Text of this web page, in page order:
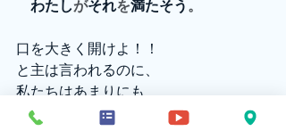
わたしがそれを満たそう 。
口を大きく開けよ！！
と主は言われるのに、
私たちはあまりにも
お上品になってしまっていないだろう